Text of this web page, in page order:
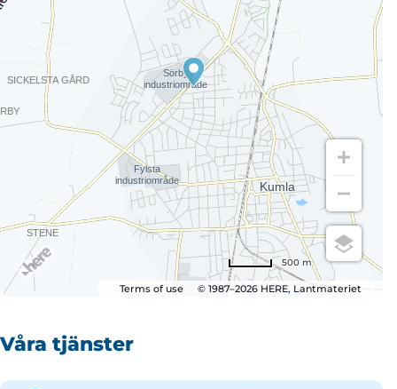
Terms of use © 1987–2026 HERE, Lantmateriet
500 m
Våra tjänster